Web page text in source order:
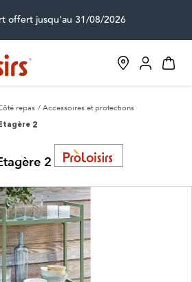
offert jusqu'au 31/08/2026
repas Accessoires et protections
2
2